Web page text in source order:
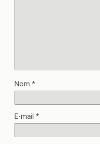
Nom *
E-mail *